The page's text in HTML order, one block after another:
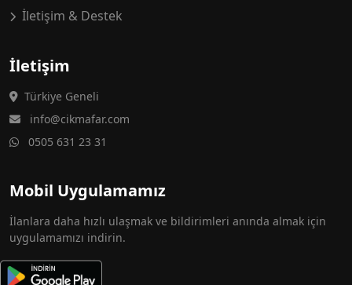
İletişim & Destek
İletişim
Türkiye Geneli
info@cikmafar.com
0505 631 23 31
Mobil Uygulamamız
İlanlara daha hızlı ulaşmak ve bildirimleri anında almak için
uygulamamızı indirin.